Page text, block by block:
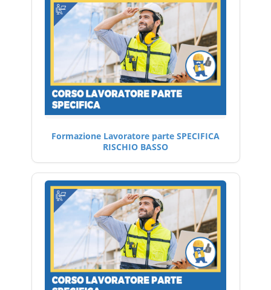
Formazione Lavoratore parte SPECIFICA
RISCHIO BASSO